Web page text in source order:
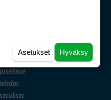
Hyväksy
Asetukset